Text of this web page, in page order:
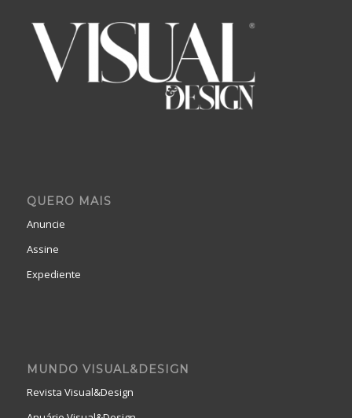
QUERO MAIS
Anuncie
Assine
Expediente
MUNDO VISUAL&DESIGN
Revista Visual&Design